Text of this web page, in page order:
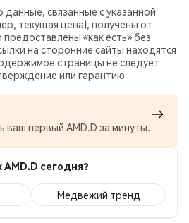
связанные с указанной
текущая цена), получены от
«как есть» без
на сторонние сайты находятся
страницы не следует
или гарантию
ваш первый AMD.D за минуты.
сегодня?
Медвежий тренд